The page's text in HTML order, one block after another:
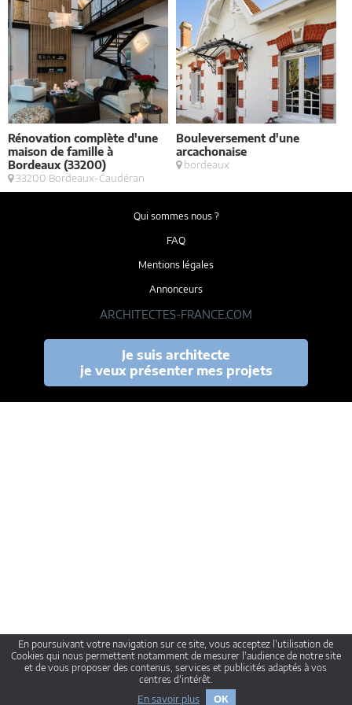
Rénovation complète d'une
maison de famille à
Bordeaux (33200)
33200 Bordeaux-Caudéran
Bouleversement d'une
arcachonaise
bordeaux
Qui sommes nous ?
FAQ
Mentions légales
Annonceurs
ARCHITECTES-FRANCE.COM
Je suis architecte
je veux présenter mes projets
En poursuivant votre navigation sur ce site, vous acceptez l'utilisation de
Cookies qui nous permettent notamment de mesurer l'audience de notre site
et de vous proposer des contenus, services et publicités adaptés à vos
centres d'intérêt.
En savoir plus
OK